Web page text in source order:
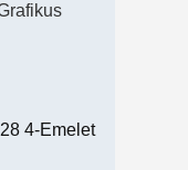
4-Emelet